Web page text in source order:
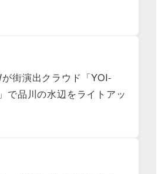
街演出クラウド「YOI-
で品川の水辺をライトアッ